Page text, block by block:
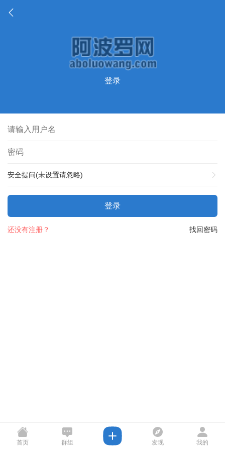
登录
安全提问(未设置请忽略)
登录
找回密码
还没有注册？
首页 群组 发现 我的